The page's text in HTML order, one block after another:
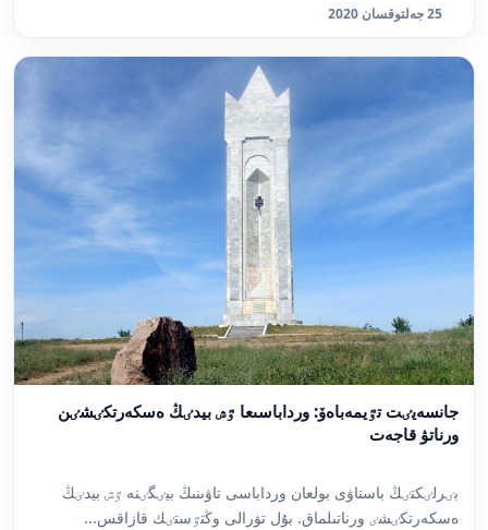
25 جەلتوقسان 2020
جانسەيٸت تٷيمەباەۆ: ورداباسىعا ٷش بيدٸڭ ەسكەرتكٸشٸن
ورناتۋ قاجەت
بٸرلٸكتٸڭ باستاۋى بولعان ورداباسى تاۋىنىڭ بيٸگٸنە ٷش بيدٸڭ
ەسكەرتكٸشٸ ورناتىلماق. بۇل تۋرالى وڭتٷستٸك قازاقس...